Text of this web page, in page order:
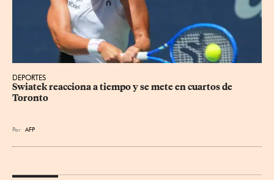
DEPORTES
Swiatek reacciona a tiempo y se mete en cuartos de
Toronto
Por AFP